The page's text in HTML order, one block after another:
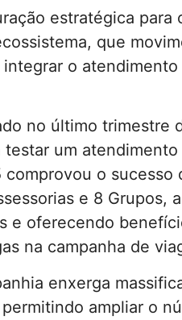
estratégica para
que
o atendimento
no último trimestre
testar um
o sucesso
e 8 Grupos,
e oferecendo
na campanha de
enxerga
ampliar o